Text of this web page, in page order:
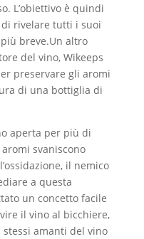
L’obiettivo è quindi
rivelare tutti i suoi
breve.Un altro
del vino, Wikeeps
preservare gli aromi
di una bottiglia di
aperta per più di
svaniscono
il nemico
a questa
un concetto facile
il vino al bicchiere,
amanti del vino